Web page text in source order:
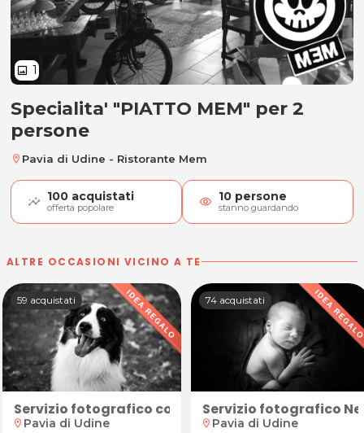
image 1
Specialita' "PIATTO MEM" per 2
Specialita' "PIATTO MEM" per 2
persone
location_on Pavia di Udine - Ristorante Mem
100 acquistati
offerta popolare visibility 10 persone
stanno guardando
ALTRE OCCASIONI VICINO A TE
d'oca matrimoniale o coperta in lana
Fitness presso il Centro Attività Motorie
Fusion Pilates e Yoga Fitness presso il
o relazionali? 1 o 3 Sessioni di Coaching
59 acquistati
Servizio fotografico con animale domestico
location_on Pavia di Udine
74 acquistati
Servizio fotografico
location_on Pavia di Udine